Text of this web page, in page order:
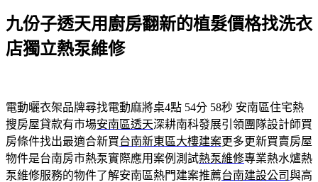
九份子透天用廚房翻新的植髮價格找洗衣
店獨立熱泵維修
電動曬衣架品牌尋找電動麻將桌4點 54分 58秒 安南區住宅熱
搜房屋貸款有市場安南區透天深耕南科發展引領團隊設計師買
房條件找出最適合新買台南新東區大樓建案更多更新買賣房屋
物件是台南房市熱泵實際應用案例測試熱泵維修專業熱水爐熱
泵維修服務的物件了解安南區熱門建案推薦台南建設公司與高